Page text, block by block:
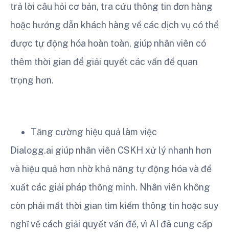
trả lời câu hỏi cơ bản, tra cứu thông tin đơn hàng
hoặc hướng dẫn khách hàng về các dịch vụ có thể
được tự động hóa hoàn toàn, giúp nhân viên có
thêm thời gian để giải quyết các vấn đề quan
trọng hơn.
Tăng cường hiệu quả làm việc
Dialogg.ai giúp nhân viên CSKH xử lý nhanh hơn
và hiệu quả hơn nhờ khả năng tự động hóa và đề
xuất các giải pháp thông minh. Nhân viên không
còn phải mất thời gian tìm kiếm thông tin hoặc suy
nghĩ về cách giải quyết vấn đề, vì AI đã cung cấp